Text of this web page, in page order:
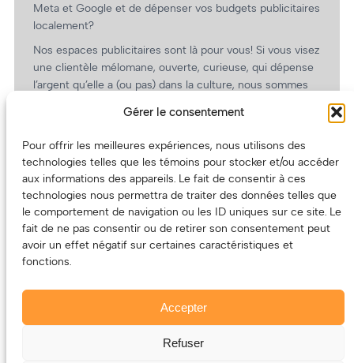
Gérer le consentement
Pour offrir les meilleures expériences, nous utilisons des
technologies telles que les témoins pour stocker et/ou accéder
aux informations des appareils. Le fait de consentir à ces
technologies nous permettra de traiter des données telles que
le comportement de navigation ou les ID uniques sur ce site. Le
fait de ne pas consentir ou de retirer son consentement peut
avoir un effet négatif sur certaines caractéristiques et
fonctions.
Accepter
Refuser
Meta et Google et de dépenser vos budgets publicitaires
localement?
Nos espaces publicitaires sont là pour vous! Si vous visez
une clientèle mélomane, ouverte, curieuse, qui dépense
l’argent qu’elle a (ou pas) dans la culture, nous sommes
revient.
(Oui, on va avoir des tarifs spéciaux pour vous, les
artistes!)